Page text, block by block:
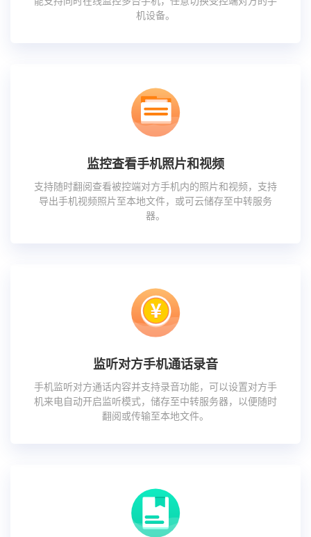
机设备。
监控查看手机照片和视频
支持随时翻阅查看被控端对方手机内的照片和视频，支持
导出手机视频照片至本地文件，或可云储存至中转服务
器。
监听对方手机通话录音
手机监听对方通话内容并支持录音功能，可以设置对方手
机来电自动开启监听模式，储存至中转服务器，以便随时
翻阅或传输至本地文件。